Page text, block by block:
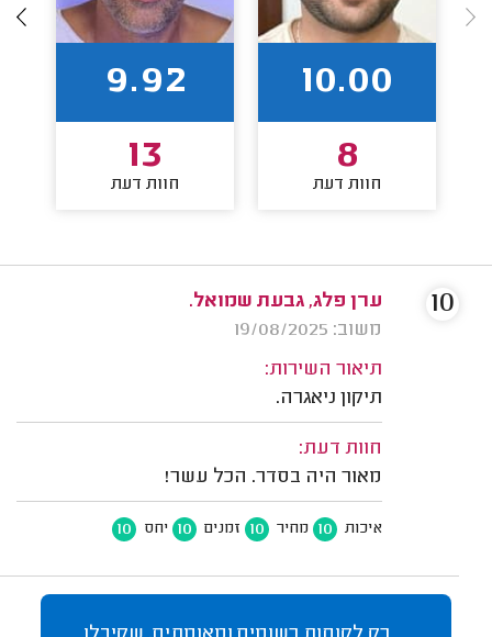
10.00
8
חוות דעת
9.92
13
חוות דעת
ערן פלג, גבעת שמואל.
משוב: 19/08/2025
תיאור השירות:
תיקון ניאגרה.
חוות דעת:
מאור היה בסדר. הכל עשר!
איכות 10 מחיר 10 זמנים 10 יחס 10
10